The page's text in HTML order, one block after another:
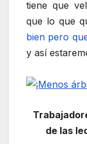
tiene que
que lo que
bien pero
y así
de las